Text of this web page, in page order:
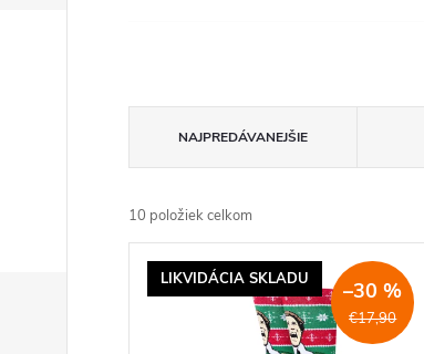
a
d
e
NAJPREDÁVANEJŠIE
10 položiek celkom
VLIKVIDÁCIA SKLADU
€17,90
–30 %